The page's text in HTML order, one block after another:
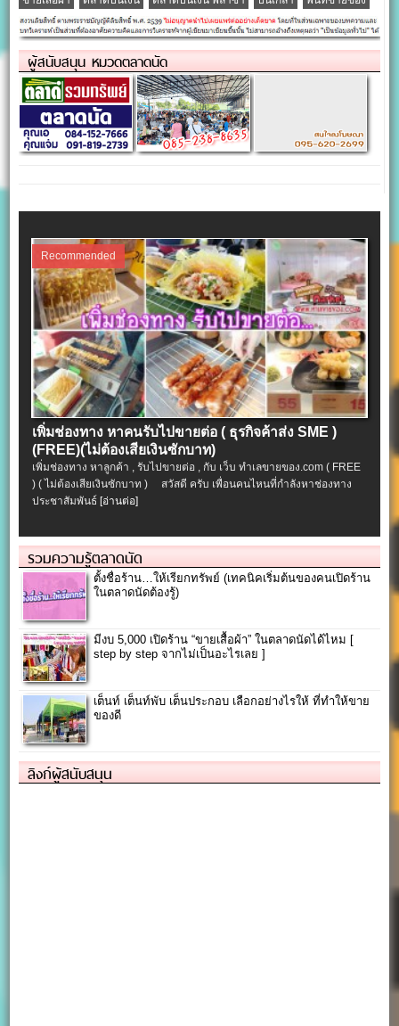
ผู้สนับสนุน หมวดตลาดนัด
Recommended
เพิ่มช่องทาง หาคนรับไปขายต่อ ( ธุรกิจค้าส่ง SME )
(FREE)(ไม่ต้องเสียเงินซักบาท)
เพิ่มช่องทาง หาลูกค้า , รับไปขายต่อ , กับ เว็บ ทำเลขายของ.com ( FREE
) ( ไม่ต้องเสียเงินซักบาท ) สวัสดี ครับ เพื่อนคนไหนที่กำลังหาช่องทาง
ประชาสัมพันธ์[อ่านต่อ]
รวมความรู้ตลาดนัด
ตั้งชื่อร้าน…ให้เรียกทรัพย์ (เทคนิคเริ่มต้นของคนเปิดร้าน
ในตลาดนัดต้องรู้)
มีงบ 5,000 เปิดร้าน “ขายเสื้อผ้า” ในตลาดนัดได้ไหม [
step by step จากไม่เป็นอะไรเลย ]
เต็นท์ เต็นท์พับ เต็นประกอบ เลือกอย่างไรให้ ที่ทำให้ขาย
ของดี
ลิงก์ผู้สนับสนุน